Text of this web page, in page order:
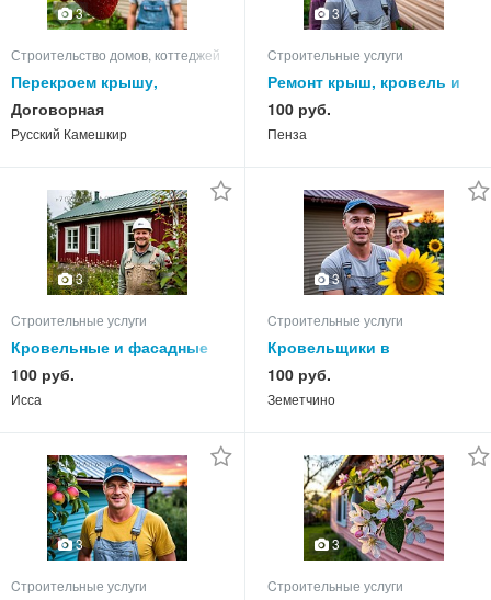
3
Строительство домов, коттеджей
Перекроем крышу,
отделаем фасад дома в
Камешкирском районе
Договорная
Русский Камешкир
3
Cтроительные услуги
Ремонт крыш, кровель и
фасадов домов в
Каменском районе
100 руб.
Пенза
3
Cтроительные услуги
Кровельные и фасадные
услуги в Иссинском
районе, ремонт дома
100 руб.
Исса
3
Cтроительные услуги
Кровельщики в
Земетчинском районе:
замена кровли и фасада
100 руб.
Земетчино
3
Cтроительные услуги
3
Cтроительные услуги